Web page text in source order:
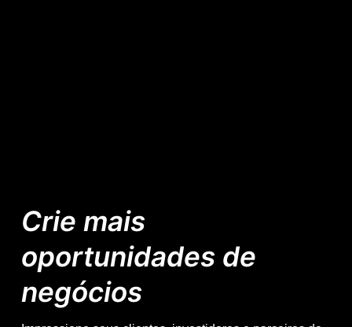
Crie mais
oportunidades de
negócios